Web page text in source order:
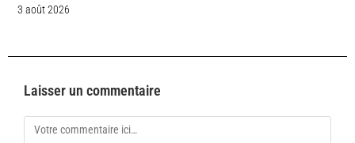
3 août 2026
Laisser un commentaire